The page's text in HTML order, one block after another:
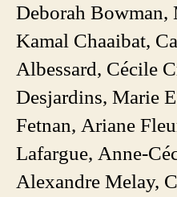
Deborah Bowman,
Kamal Chaaibat,
Albessard, Cécile
Desjardins, Marie
Fetnan, Ariane
Lafargue, Anne-
Alexandre Melay,